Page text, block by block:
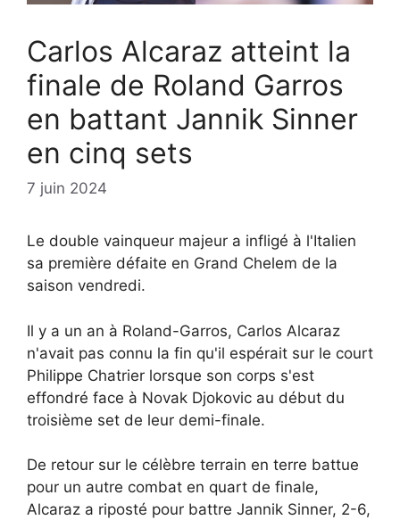
Carlos Alcaraz atteint la
finale de Roland Garros
en battant Jannik Sinner
en cinq sets
7 juin 2024
Le double vainqueur majeur a infligé à l'Italien
sa première défaite en Grand Chelem de la
saison vendredi.
Il y a un an à Roland-Garros, Carlos Alcaraz
n'avait pas connu la fin qu'il espérait sur le court
Philippe Chatrier lorsque son corps s'est
effondré face à Novak Djokovic au début du
troisième set de leur demi-finale.
De retour sur le célèbre terrain en terre battue
pour un autre combat en quart de finale,
Alcaraz a riposté pour battre Jannik Sinner, 2-6,